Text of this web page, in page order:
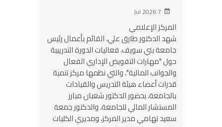
7 Jul 2026
المركز الإعلامي
شهد الدكتور طارق علي، القائم بأعمال رئيس
جامعة بني سويف، فعاليات الدورة التدريبية
حول "مهارات التفويض الإداري الفعال
والجوانب المالية"، والتي نظمها مركز تنمية
قدرات أعضاء هيئة التدريس والقيادات
بالجامعة، بحضور الدكتور شعبان مبارز
المستشار المالي للجامعة، والدكتور جمعة
سعيد تهامي مدير المركز، ومديري الكليات